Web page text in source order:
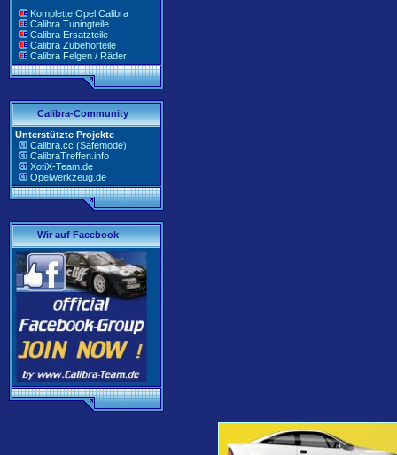
Komplette Opel Calibra
Calibra Tuningteile
Calibra Ersatzteile
Calibra Zubehörteile
Calibra Felgen / Räder
Calibra-Community
Unterstützte Projekte
Calibra.cc (Safemode)
CalibraTreffen.info
XotiX-Team.de
Opelwerkzeug.de
Wir auf Facebook